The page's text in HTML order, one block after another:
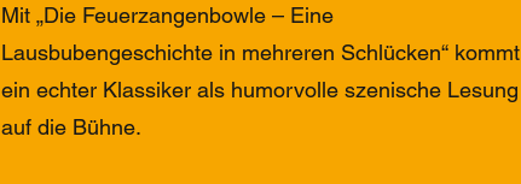
Mit „Die Feuerzangenbowle – Eine
Lausbubengeschichte in mehreren Schlücken“ kommt
ein echter Klassiker als humorvolle szenische Lesung
auf die Bühne.